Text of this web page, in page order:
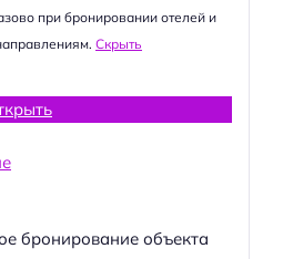
при бронировании отелей и
Скрыть
бронирование объекта